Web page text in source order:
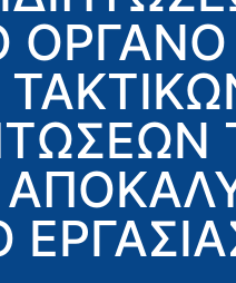
ΟΡΓΑΝΟ